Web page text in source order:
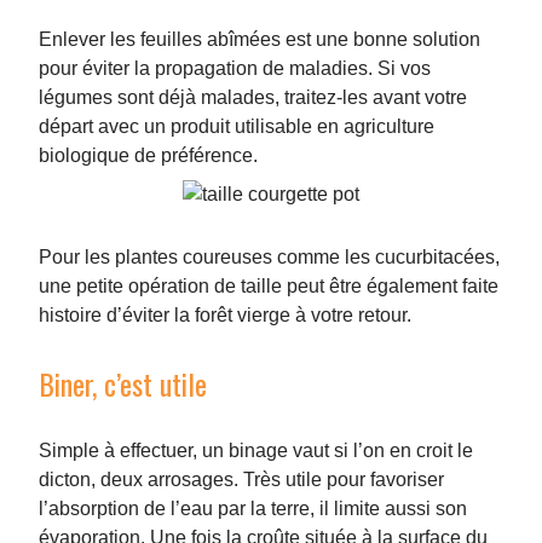
Enlever les feuilles abîmées est une bonne solution
pour éviter la propagation de maladies. Si vos
légumes sont déjà malades, traitez-les avant votre
départ avec un produit utilisable en agriculture
biologique de préférence.
Pour les plantes coureuses comme les cucurbitacées,
une petite opération de taille peut être également faite
histoire d’éviter la forêt vierge à votre retour.
Biner, c’est utile
Simple à effectuer, un binage vaut si l’on en croit le
dicton, deux arrosages. Très utile pour favoriser
l’absorption de l’eau par la terre, il limite aussi son
évaporation. Une fois la croûte située à la surface du